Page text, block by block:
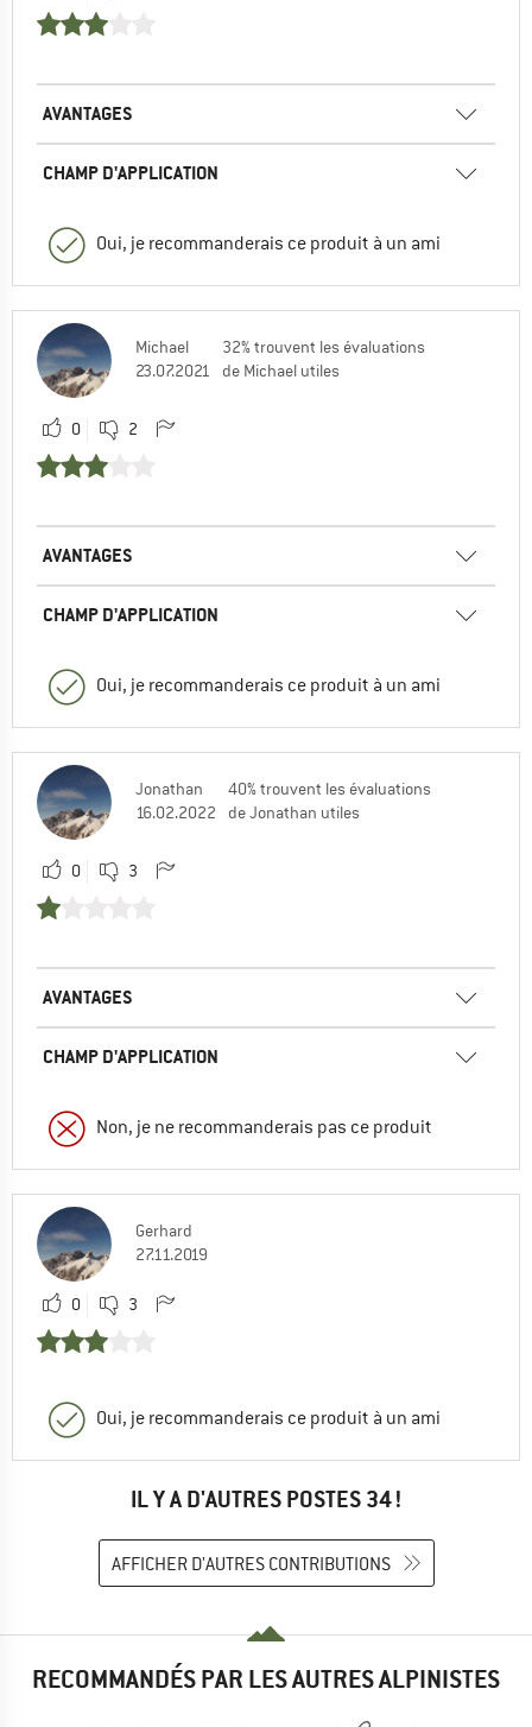
AVANTAGES
CHAMP D'APPLICATION
Oui, je recommanderais ce produit à un ami
Michael
23.07.2021
32% trouvent les évaluations
de Michael utiles
0 2
AVANTAGES
CHAMP D'APPLICATION
Oui, je recommanderais ce produit à un ami
Jonathan
16.02.2022
40% trouvent les évaluations
de Jonathan utiles
0 3
AVANTAGES
CHAMP D'APPLICATION
Non, je ne recommanderais pas ce produit
Gerhard
27.11.2019
0 3
Oui, je recommanderais ce produit à un ami
IL Y A D'AUTRES POSTES 34 !
AFFICHER D'AUTRES CONTRIBUTIONS
RECOMMANDÉS PAR LES AUTRES ALPINISTES